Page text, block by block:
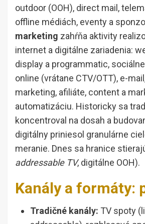
outdoor (OOH), direct mail,
offline médiách, eventy a
marketing zahŕňa aktivity
internet a digitálne zariadenia:
display a programmatic,
online (vrátane CTV/OTT), e-
marketing, afiliáte, content a
automatizáciu. Historicky sa
koncentroval na dosah a
digitálny priniesol granulárne
meranie. Dnes sa hranice
addressable TV, digitálne OOH).
Kanály a formáty:
Tradičné kanály: TV spoty